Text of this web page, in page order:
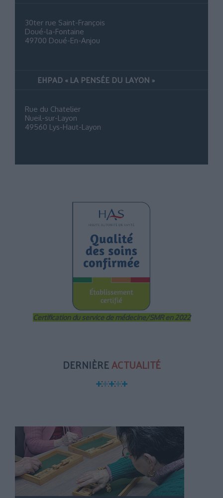
30ter rue Saint-François
Doué-la-Fontaine
49700 Doué-En-Anjou
EHPAD « LA PENSÉE DU LAYON »
Rue du Chatelier
Nueil-sur-Layon
49560 Lys-Haut-Layon
Certification du service de médecine/SMR en 2022
DERNIÈREACTUALITÉ